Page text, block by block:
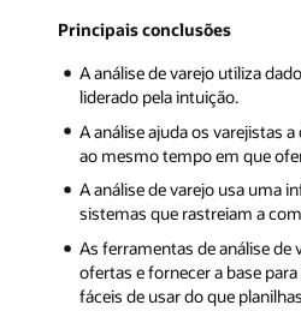
Principais conclusões
A análise de varejo utiliza
liderado pela intuição.
A análise ajuda os varejistas
ao mesmo tempo em que
A análise de varejo usa uma
sistemas que rastreiam a
As ferramentas de análise de
ofertas e fornecer a base
fáceis de usar do que